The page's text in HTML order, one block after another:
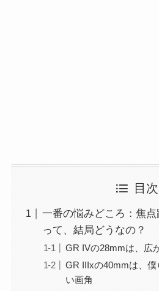
目次
一番の悩みどころ：焦
って、結局どうなの？
GR IVの28mmは、広
GR IIIxの40mmは、
い画角